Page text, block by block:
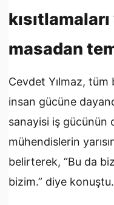
masadan
Cevdet Yılmaz, tüm
insan gücüne
sanayisi iş gücünün
mühendislerin
belirterek, “Bu da
bizim.” diye konuştu.